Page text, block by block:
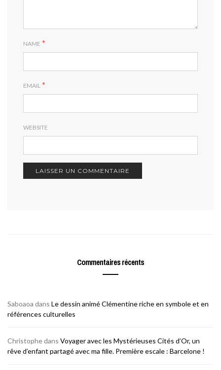
NAME *
EMAIL *
WEBSITE
Commentaires récents
Saboaoa dans Le dessin animé Clémentine riche en symbole et en
références culturelles
Christophedans Voyager avec les Mystérieuses Cités d’Or, un
rêve d’enfant partagé avec ma fille. Première escale : Barcelone !